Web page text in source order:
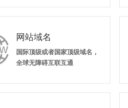
网站域名
国际顶级或者国家顶级域名，
全球无障碍互联互通